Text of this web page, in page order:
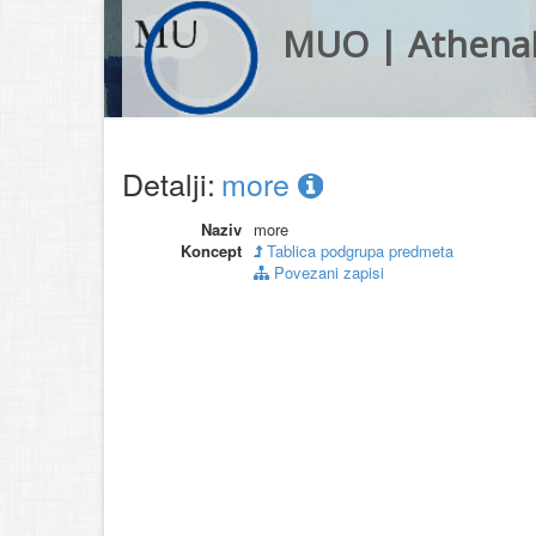
MUO |
Detalji: more
Naziv more
Koncept
Tablica podgrupa predmeta
Povezani zapisi